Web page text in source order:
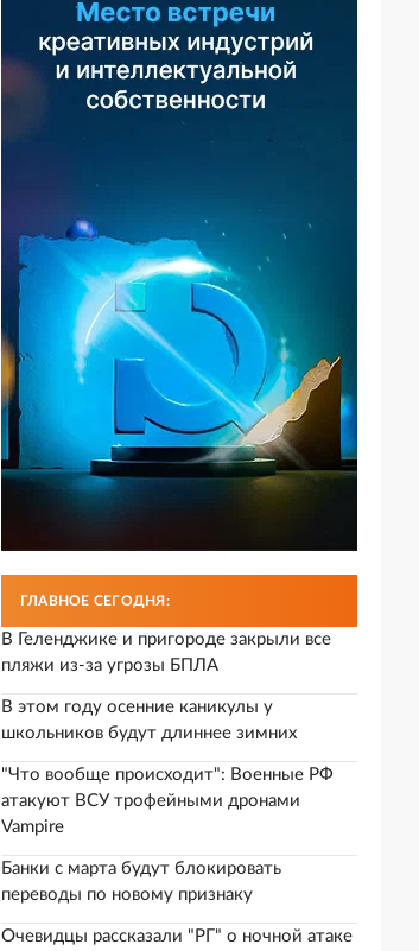
ГЛАВНОЕ СЕГОДНЯ:
В Геленджике и пригороде закрыли все
пляжи из-за угрозы БПЛА
В этом году осенние каникулы у
школьников будут длиннее зимних
"Что вообще происходит": Военные РФ
атакуют ВСУ трофейными дронами
Vampire
Банки с марта будут блокировать
переводы по новому признаку
Очевидцы рассказали "РГ" о ночной атаке